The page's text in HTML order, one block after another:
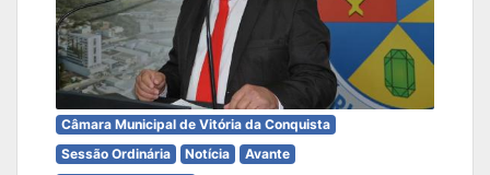
Câmara Municipal de Vitória da Conquista
Sessão Ordinária
Notícia
Avante